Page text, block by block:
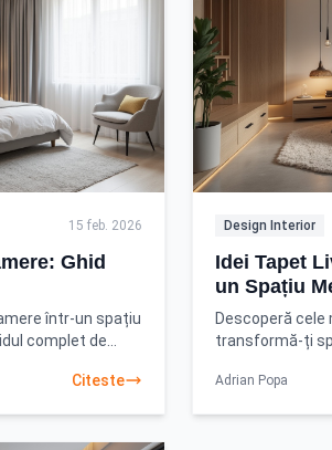
15 feb. 2026
Ghid
într-un spațiu
complet de
Citeste
Design Interior
Idei Tapet
un Spațiu
Descoperă cele
transformă-ți
Adrian Popa